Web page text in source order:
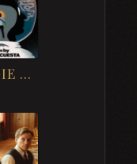
DRUGIE MIEJSCE